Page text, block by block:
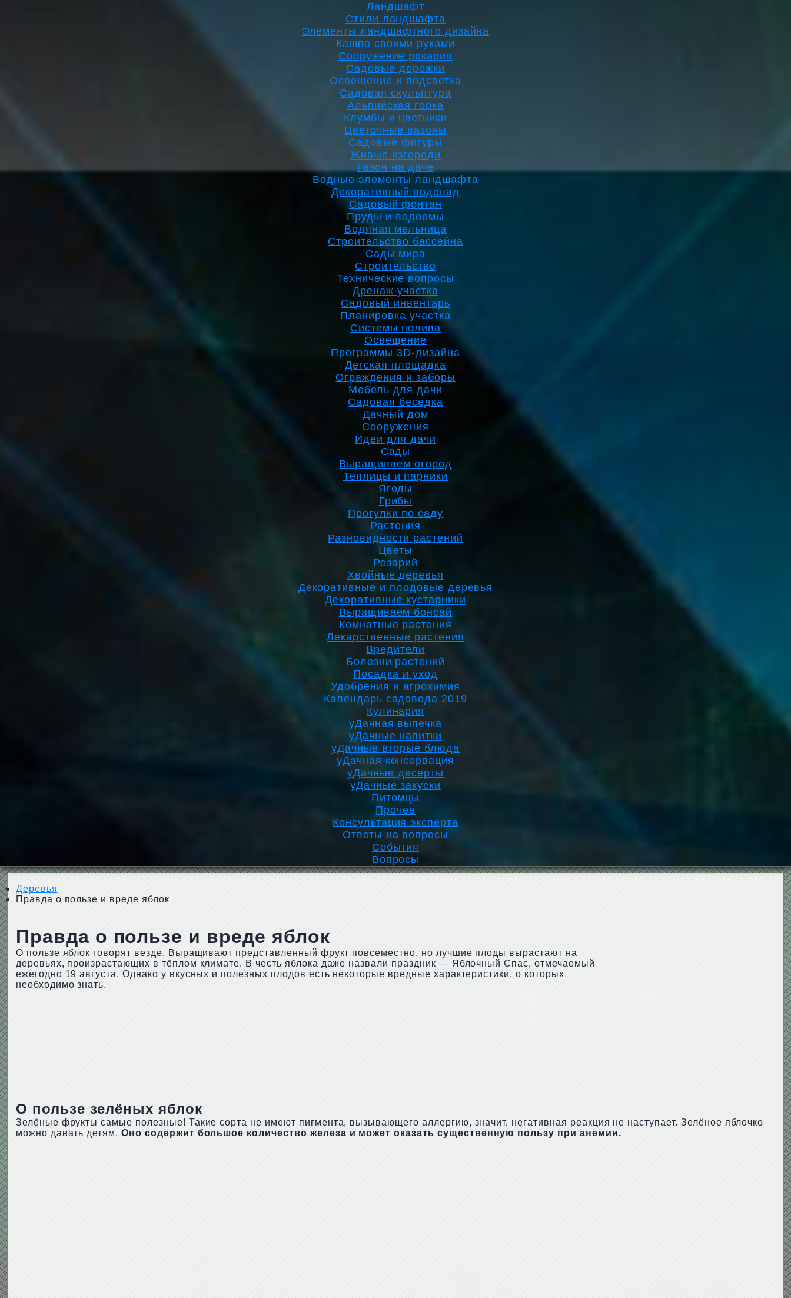
Ландшафт
Стили ландшафта
Элементы ландшафтного дизайна
Кашпо своими руками
Сооружение рокария
Садовые дорожки
Освещение и подсветка
Садовая скульптура
Альпийская горка
Клумбы и цветники
Цветочные вазоны
Садовые фигуры
Живые изгороди
Газон на даче
Водные элементы ландшафта
Декоративный водопад
Садовый фонтан
Пруды и водоемы
Водяная мельница
Строительство бассейна
Сады мира
Строительство
Технические вопросы
Дренаж участка
Садовый инвентарь
Планировка участка
Системы полива
Освещение
Программы 3D-дизайна
Детская площадка
Ограждения и заборы
Мебель для дачи
Садовая беседка
Дачный дом
Сооружения
Идеи для дачи
Сады
Выращиваем огород
Теплицы и парники
Ягоды
Грибы
Прогулки по саду
Растения
Разновидности растений
Цветы
Розарий
Хвойные деревья
Декоративные и плодовые деревья
Декоративные кустарники
Выращиваем бонсай
Комнатные растения
Лекарственные растения
Вредители
Болезни растений
Посадка и уход
Удобрения и агрохимия
Календарь садовода 2019
Кулинария
уДачная выпечка
уДачные напитки
уДачные вторые блюда
уДачная консервация
уДачные десерты
уДачные закуски
Питомцы
Прочее
Консультация эксперта
Ответы на вопросы
События
Вопросы
Деревья
Правда о пользе и вреде яблок
Правда о пользе и вреде яблок
О пользе яблок говорят везде. Выращивают представленный фрукт повсеместно, но лучшие плоды вырастают на
деревьях, произрастающих в тёплом климате. В честь яблока даже назвали праздник — Яблочный Спас, отмечаемый
ежегодно 19 августа. Однако у вкусных и полезных плодов есть некоторые вредные характеристики, о которых
необходимо знать.
О пользе зелёных яблок
Зелёные фрукты самые полезные! Такие сорта не имеют пигмента, вызывающего аллергию, значит, негативная реакция не наступает. Зелёное яблочко
можно давать детям. Оно содержит большое количество железа и может оказать существенную пользу при анемии.